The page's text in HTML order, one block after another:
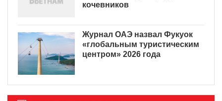
кочевников
Журнал ОАЭ назвал Фукуок
«глобальным туристическим
центром» 2026 года